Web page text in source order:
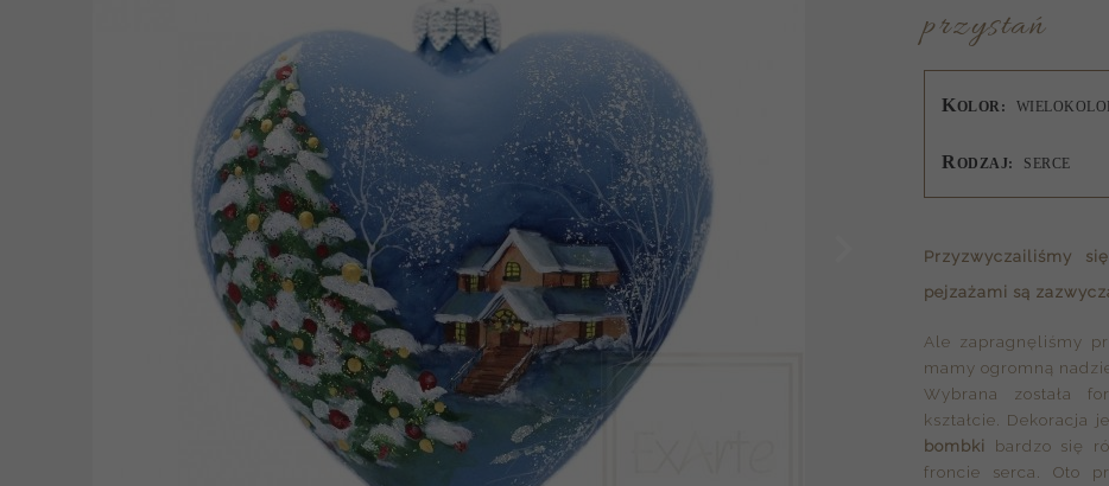
przystań
KOLOR:
R ODZAJ: SERCE
Przyzwyczailiśmy
pejzażami są
Ale zapragnęliśmy
mamy ogromną
Wybrana została
kształcie. Dekoracja
bombki
bardzo się
froncie serca. Oto